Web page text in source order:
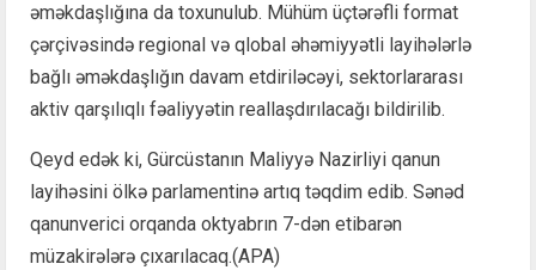
əməkdaşlığına da toxunulub. Mühüm üçtərəfli format
çərçivəsində regional və qlobal əhəmiyyətli layihələrlə
bağlı əməkdaşlığın davam etdiriləcəyi, sektorlararası
aktiv qarşılıqlı fəaliyyətin reallaşdırılacağı bildirilib.
Qeyd edək ki, Gürcüstanın Maliyyə Nazirliyi qanun
layihəsini ölkə parlamentinə artıq təqdim edib. Sənəd
qanunverici orqanda oktyabrın 7-dən etibarən
müzakirələrə çıxarılacaq.(APA)